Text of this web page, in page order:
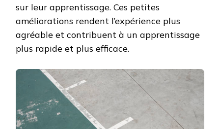
sur leur apprentissage. Ces petites
améliorations rendent l’expérience plus
agréable et contribuent à un apprentissage
plus rapide et plus efficace.